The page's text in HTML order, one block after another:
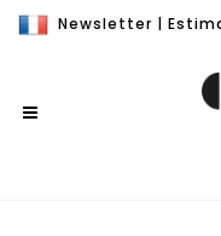
Newsletter |